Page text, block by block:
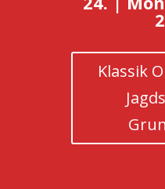
Klassik